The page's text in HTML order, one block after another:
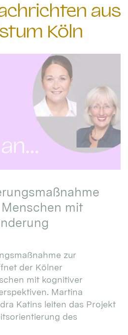
aus
Köln
mit
zur
der Kölner
mit kognitiver
Martina
Katins leiten das Projekt
des